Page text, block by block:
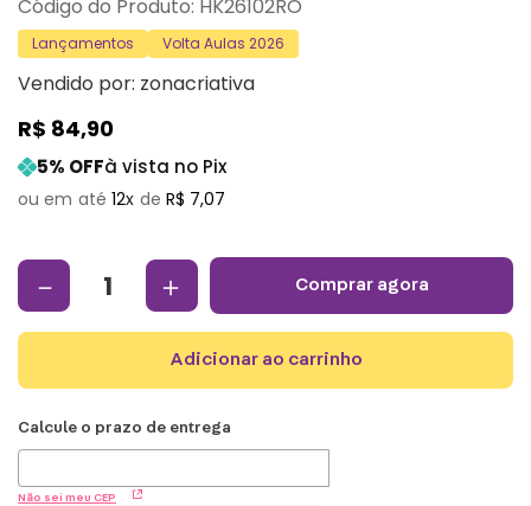
: HK26102RO
Lançamentos Volta Aulas 2026
Vendido por: zonacriativa
R$ 84,90
5% OFFà vista no Pix
12 R$ 7,07
＋
－ comprar agora
adicionar ao carrinho
Não sei meu CEP